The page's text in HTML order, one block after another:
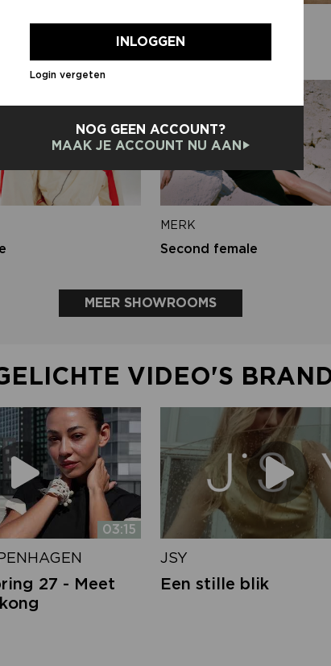
INLOGGEN
Login vergeten
NOG GEEN ACCOUNT?
MAAK JE ACCOUNT NU AAN
MERK
PENN&INK N.Y
MERK
Second female
MEER SHOWROOMS
VIDEO'S
03:15
27 - Meet
JSY
Een stille blik